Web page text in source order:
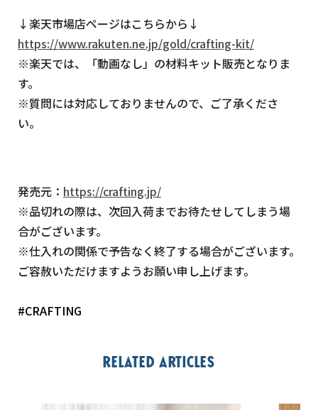
↓楽天市場店ページはこちらから↓
https://www.rakuten.ne.jp/gold/crafting-kit/
※楽天では、「動画なし」の材料キット販売となりま
す。
※質問には対応しておりませんので、ご了承くださ
い。
発売元： https://crafting.jp/
※品切れの際は、次回入荷までお待たせしてしまう場
合がございます。
※仕入れの関係で予告なく終了する場合がございます。
ご容赦いただけますようお願い申し上げます。
#CRAFTING
Related articles